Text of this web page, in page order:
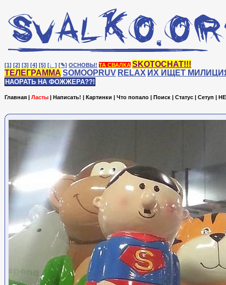
[1] [2] [3] [4] [5] [♩] [✎] ОСНОВЫ! ТА СВАЛКА SKOTOCHAT!!!
ТЕЛЕГРАММА SOMOOPRUV RELAX ИХ ИЩЕТ
НАОРАТЬ НА ФОЖЖЕРА??!
Главная | Ласты | Написать! | Картинки | Что попало | Поиск | Статус | Сетуп |